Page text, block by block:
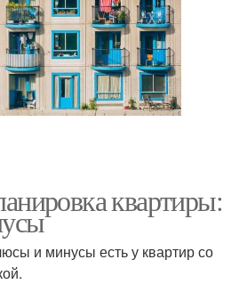
квартиры:
и минусы есть у квартир со